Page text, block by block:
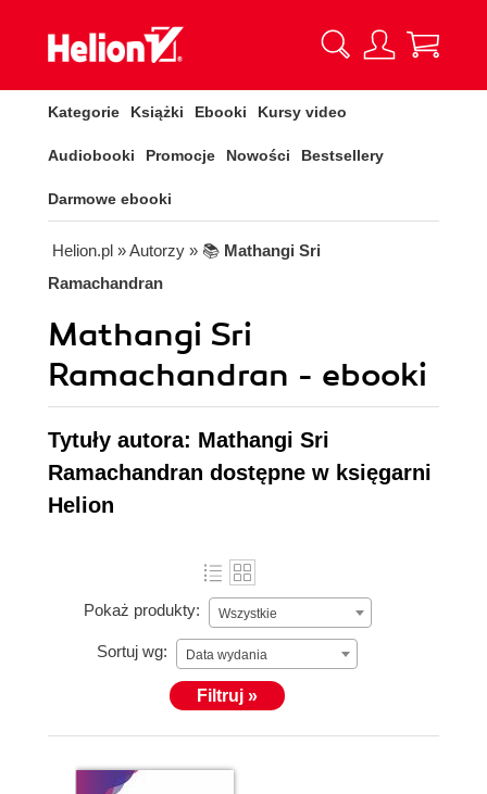
Kategorie Książki Ebooki Kursy video
Audiobooki Promocje Nowości Bestsellery
Darmowe ebooki
Helion.pl » Autorzy » 📚 Mathangi Sri
Ramachandran
Mathangi Sri
Ramachandran - ebooki
Tytuły autora: Mathangi Sri
Ramachandran dostępne w księgarni
Helion
Pokaż produkty: Wszystkie
Sortuj wg: Data wydania
Filtruj »